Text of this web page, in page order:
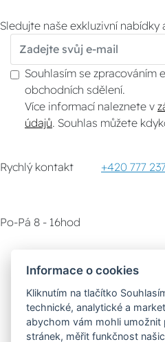
Sledujte naše exkluzivní nabídky
Souhlasím se zpracováním
obchodních sdělení.
Více informací naleznete v
údajů . Souhlas můžete
Rychlý kontakt +420 777
Po-Pá 8 - 16hod
Poradna
Možnosti dopravy
Informace o cookies
Kliknutím na tlačítko
technické, analytické a
abychom vám mohli umožnit
stránek, měřit funkčnost